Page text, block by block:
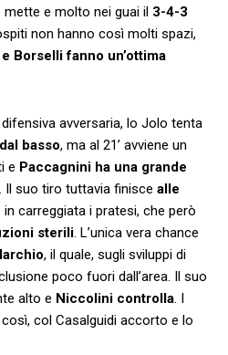
mette e molto nei guai il 3-4-3
non hanno così molti spazi,
Borselli fanno un’ottima
avversaria, lo Jolo tenta
basso, ma al 21’ avviene un
e Paccagnini ha una grande
Il suo tiro tuttavia finisce alle
carreggiata i pratesi, che però
sterili. L’unica vera chance
, il quale, sugli sviluppi di
poco fuori dall’area. Il suo
alto e Niccolini controlla. I
col Casalguidi accorto e lo